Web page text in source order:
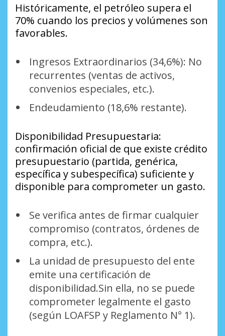
Históricamente, el petróleo supera el
70% cuando los precios y volúmenes son
favorables.
Ingresos Extraordinarios (34,6%): No
recurrentes (ventas de activos,
convenios especiales, etc.).
Endeudamiento (18,6% restante).
Disponibilidad Presupuestaria:
confirmación oficial de que existe crédito
presupuestario (partida, genérica,
específica y subespecífica) suficiente y
disponible para comprometer un gasto.
Se verifica antes de firmar cualquier
compromiso (contratos, órdenes de
compra, etc.).
La unidad de presupuesto del ente
emite una certificación de
disponibilidad.Sin ella, no se puede
comprometer legalmente el gasto
(según LOAFSP y Reglamento N° 1).